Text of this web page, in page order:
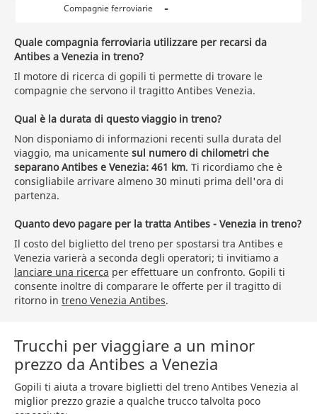
Compagnie ferroviarie -
Quale compagnia ferroviaria utilizzare per recarsi da
Antibes a Venezia in treno?
Il motore di ricerca di gopili ti permette di trovare le
compagnie che servono il tragitto Antibes Venezia.
Qual è la durata di questo viaggio in treno?
Non disponiamo di informazioni recenti sulla durata del
viaggio, ma unicamente sul numero di chilometri che
separano Antibes e Venezia: 461 km. Ti ricordiamo che è
consigliabile arrivare almeno 30 minuti prima dell'ora di
partenza.
Quanto devo pagare per la tratta Antibes - Venezia in treno?
Il costo del biglietto del treno per spostarsi tra Antibes e
Venezia varierà a seconda degli operatori; ti invitiamo a
lanciare una ricerca per effettuare un confronto. Gopili ti
consente inoltre di comparare le offerte per il tragitto di
ritorno in treno Venezia Antibes.
Trucchi per viaggiare a un minor
prezzo da Antibes a Venezia
Gopili ti aiuta a trovare biglietti del treno Antibes Venezia al
miglior prezzo grazie a qualche trucco talvolta poco